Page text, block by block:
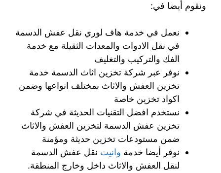
ونقوم أيضا في:
نعمل في خدمة هاف لوري نقل عفش الدسمة
في نقل الادوات والمعدات الثقيلة مع خدمة
الفك والتركيب والتغليف
نوفر عبر شركة تخزين اثاث الدسمة خدمة
تخزين العفش والاثاث بمختلف انواعها وضمن
اكواد تخزين خاصة
نستخدم افضل التقنيات الحديثة في شركة
تخزين عفش الدسمة لتخزين العفش والاثاث
ضمن مستودعات تخزين حديثة ومؤمنة
نوفر أيضا خدمة وانيت نقل عفش الدسمة
لنقل العفش والاثاث داخل وخارج المنطقة.